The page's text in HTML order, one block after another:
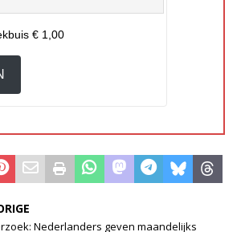
€ 1,00
Nederlanders geven maandelijks